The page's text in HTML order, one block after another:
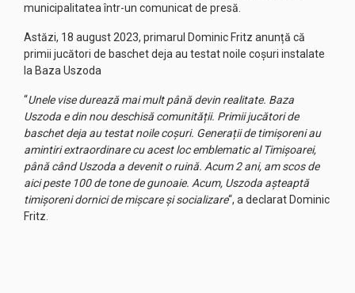
municipalitatea într-un comunicat de presă.
Astăzi, 18 august 2023, primarul Dominic Fritz anunță că
primii jucători de baschet deja au testat noile coșuri instalate
la Baza Uszoda
“Unele vise durează mai mult până devin realitate. Baza
Uszoda e din nou deschisă comunității. Primii jucători de
baschet deja au testat noile coșuri. Generații de timișoreni au
amintiri extraordinare cu acest loc emblematic al Timișoarei,
până când Uszoda a devenit o ruină. Acum 2 ani, am scos de
aici peste 100 de tone de gunoaie. Acum, Uszoda așteaptă
timișoreni dornici de mișcare și socializare“, a declarat Dominic
Fritz.